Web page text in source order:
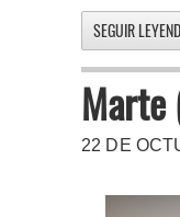
SEGUIR
Marte
22 DE